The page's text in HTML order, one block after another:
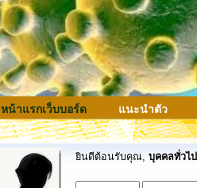
หน้าแรกเว็บบอร์ด แนะนำตัว
ยินดีต้อนรับคุณ, บุคคลทั่วไป